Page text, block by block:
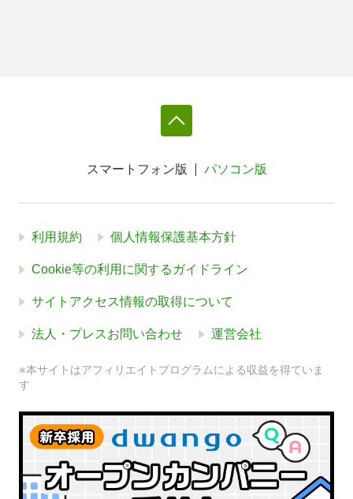
スマートフォン版 パソコン版
利用規約 個人情報保護基本方針
Cookie等の利用に関するガイドライン
サイトアクセス情報の取得について
法人・プレスお問い合わせ 運営会社
※本サイトはアフィリエイトプログラムによる収益を得ていま
す